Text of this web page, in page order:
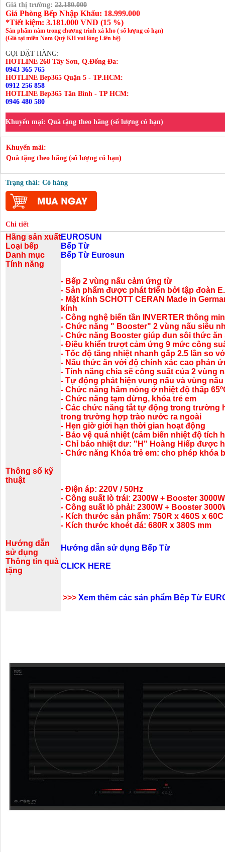
Giá thị trường: 22.180.000
Giá Phòng Bếp Nhập Khẩu: 18.999.000
*Tiết kiệm: 3.181.000 VND (15 %)
Sản phẩm nằm trong chương trình xả kho ( số lượng có hạn)
(Giá tại miền Nam Quý KH vui lòng Liên hệ)
GỌI ĐẶT HÀNG:
HOTLINE 268 Tây Sơn, Q.Đống Đa:
0943 365 765
HOTLINE Bep365 Quận 5 - TP.HCM:
0912 256 858
HOTLINE Bep365 Tân Bình - TP HCM:
0946 480 580
Khuyến mại: Quà tặng theo hãng (số lượng có hạn)
Khuyến mãi:
Quà tặng theo hãng (số lượng có hạn)
Trạng thái: Có hàng
Chi tiết
Hãng sản xuấtEUROSUN
Loại bếp
Bếp Từ
Danh mục
Bếp Từ Eurosun
Tính năng
- Bếp 2 vùng nấu cảm ứng từ
- Sản phẩm được phát triển bởi tập đoàn
- Mặt kính SCHOTT CERAN Made in
kính
- Công nghệ biến tần INVERTER thông
- Chức năng " Booster" 2 vùng nấu siêu
- Chức năng Booster giúp đun sôi thức
- Điều khiển trượt cảm ứng 9 mức công
- Tốc độ tăng nhiệt nhanh gấp 2.5 lần so
- Nấu thức ăn với độ chính xác cao phản
- Tính năng chia sẽ công suất của 2 vùng
- Tự động phát hiện vung nấu và vùng
- Chức năng hâm nóng ở nhiệt độ thấp
- Chức năng tạm dừng, khóa trẻ em
- Các chức năng tắt tự động trong trường
trong trường hợp trào nước ra ngoài
- Hẹn giờ giới hạn thời gian hoạt động
- Bảo vệ quá nhiệt (cảm biến nhiệt độ tích
- Chỉ báo nhiệt dư: "H" Hoàng Hiếp được
- Chức năng Khóa trẻ em: cho phép khóa
Thông số kỹ
thuật
- Điện áp: 220V / 50Hz
- Công suất lò trái: 2300W + Booster 3000W
- Công suất lò phải: 2300W + Booster
- Kích thước sản phẩm: 750R x 460S x 60C
- Kích thước khoét đá: 680R x 380S mm
Hướng dẫn
sử dụng
Hướng dẫn sử dụng Bếp Từ
Thông tin quà
tặng
CLICK HERE
>>> Xem thêm các sản phẩm Bếp Từ